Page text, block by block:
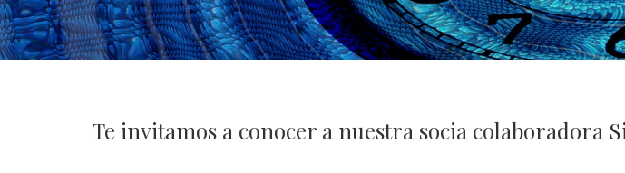
Te invitamos a conocer a nuestra socia colaboradora